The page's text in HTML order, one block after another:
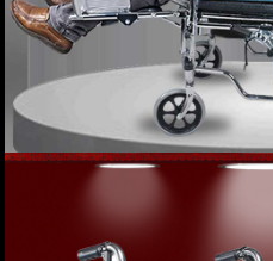
Xe lăn tay khung gấp
cấp COFOE-JRWD301